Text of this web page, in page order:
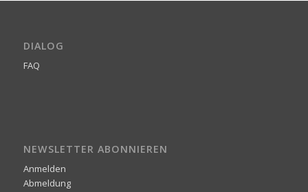
DIALOG
FAQ
NEWSLETTER ABONNIEREN
Anmelden
Abmeldung